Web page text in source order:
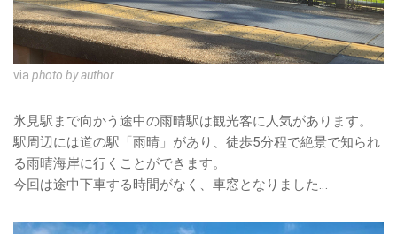
via photo by author
氷見駅まで向かう途中の雨晴駅は観光客に人気があります。
駅周辺には道の駅「雨晴」があり、徒歩5分程で絶景で知られ
る雨晴海岸に行くことができます。
今回は途中下車する時間がなく、車窓となりました…